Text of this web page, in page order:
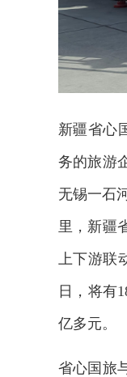
新疆省心
务的旅游
无锡一石
里，新疆
上下游联
日，将有
亿多元。
省心国旅